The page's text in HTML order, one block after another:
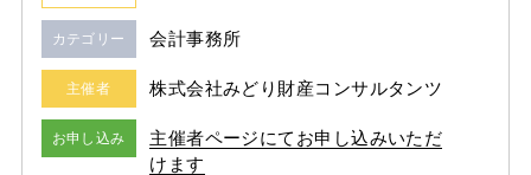
カテゴリー 会計事務所
主催者 株式会社みどり財産コンサルタンツ
お申し込み
主催者ページにてお申し込みいただ
けます